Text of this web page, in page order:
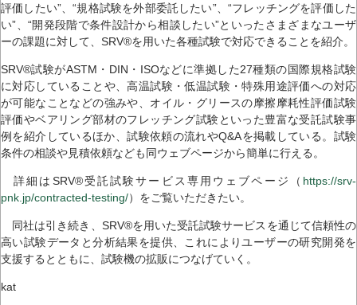
評価したい”、“規格試験を外部委託したい”、“フレッチングを評価した
い”、“開発段階で条件設計から相談したい”といったさまざまなユーザ
ーの課題に対して、SRV®を用いた各種試験で対応できることを紹介。
SRV®試験がASTM・DIN・ISOなどに準拠した27種類の国際規格試験
に対応していることや、高温試験・低温試験・特殊用途評価への対応
が可能なことなどの強みや、オイル・グリースの摩擦摩耗性評価試験
評価やベアリング部材のフレッチング試験といった豊富な受託試験事
例を紹介しているほか、試験依頼の流れやQ&Aを掲載している。試験
条件の相談や見積依頼なども同ウェブページから簡単に行える。
詳細はSRV®受託試験サービス専用ウェブページ（ https://srv-
pnk.jp/contracted-testing/）をご覧いただきたい。
同社は引き続き、SRV®を用いた受託試験サービスを通じて信頼性の
高い試験データと分析結果を提供、これによりユーザーの研究開発を
支援するとともに、試験機の拡販につなげていく。
kat